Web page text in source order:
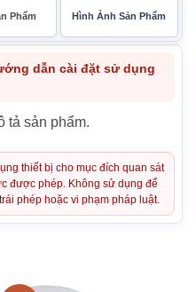
Phẩm Hình Ảnh Sản Phẩm
dẫn cài đặt sử dụng
tả sản phẩm.
thiết bị cho mục đích quan sát
được phép. Không sử dụng để
phép hoặc vi phạm pháp luật.